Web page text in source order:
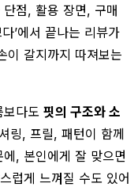
점, 활용 장면, 구매
’에서 끝나는 리뷰가
이 갈지까지 따져보는
다도 핏의 구조와 소
링, 프릴, 패턴이 함께
, 본인에게 잘 맞으면
럽게 느껴질 수도 있어